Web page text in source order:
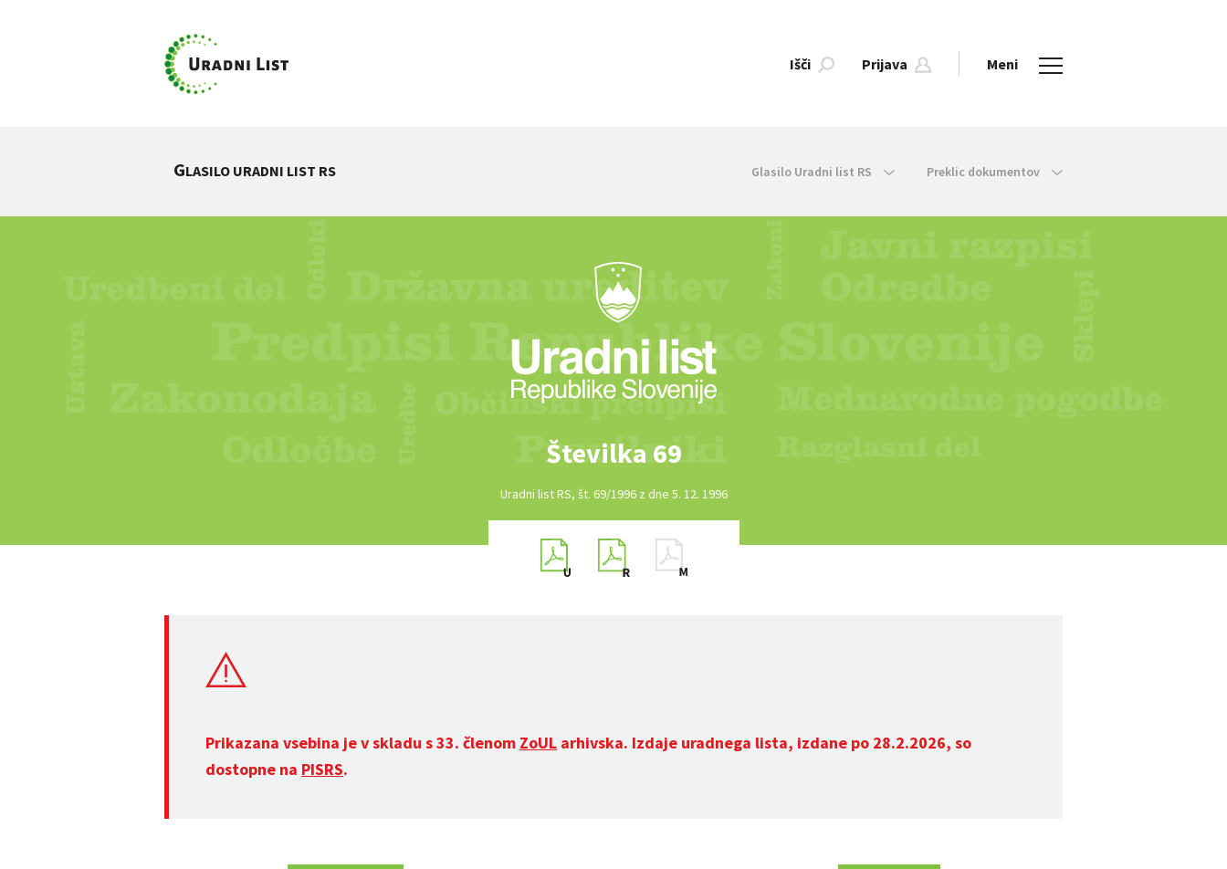
Išči Prijava Meni
GLASILO URADNI LIST RS Glasilo Uradni list RS Preklic dokumentov
Številka 69
Uradni list RS, št. 69/1996 z dne 5. 12. 1996
Prikazana vsebina je v skladu s 33. členom ZoUL arhivska. Izdaje uradnega lista, izdane po 28.2.2026, so
dostopne na PISRS.